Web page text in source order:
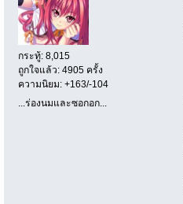
กระทู้: 8,015
ถูกใจแล้ว: 4905 ครั้ง
ความนิยม: +163/-104
...ร่องนมและซอกอก...